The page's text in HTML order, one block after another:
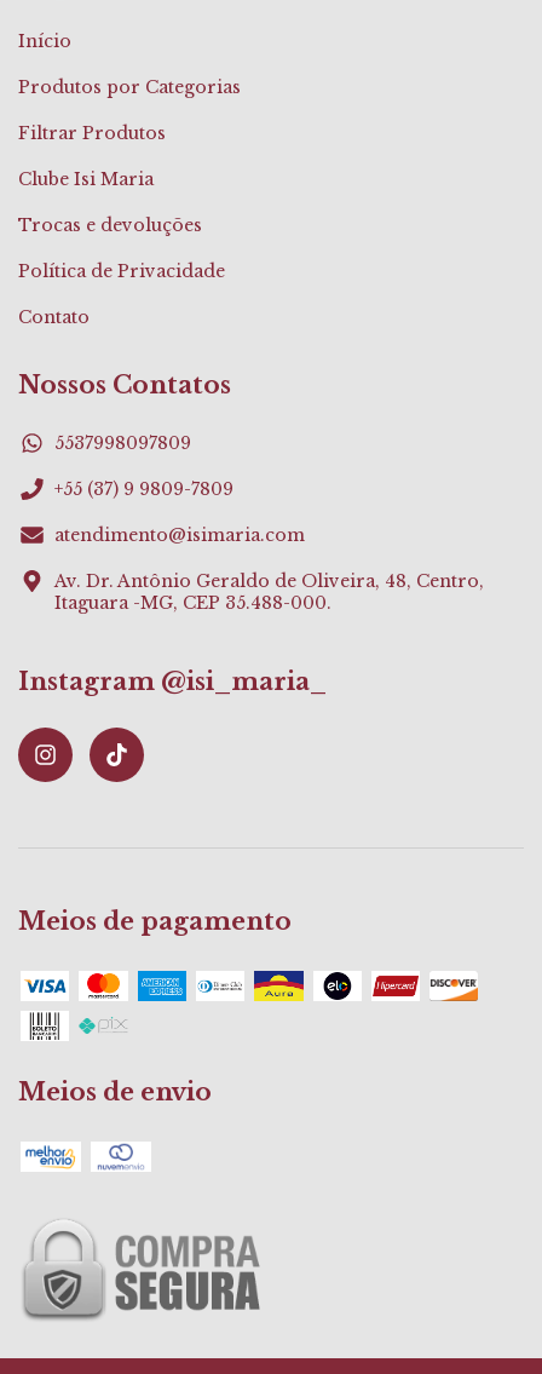
Início
Produtos por Categorias
Filtrar Produtos
Clube Isi Maria
Trocas e devoluções
Política de Privacidade
Contato
Nossos Contatos
5537998097809
+55 (37) 9 9809-7809
atendimento@isimaria.com
Av. Dr. Antônio Geraldo de Oliveira, 48, Centro,
Itaguara -MG, CEP 35.488-000.
Instagram @isi_maria_
Meios de pagamento
Meios de envio